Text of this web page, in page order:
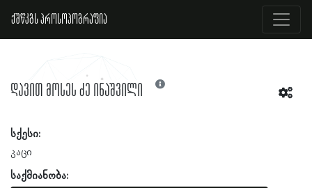
ქშწკგს პროსოპოგრაფია
დავით მოსეს ძე ინაშვილი
სქესი:
კაცი
საქმიანობა: